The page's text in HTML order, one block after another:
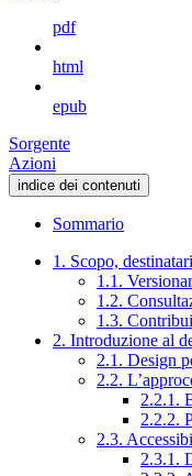
pdf
html
epub
Sorgente
Azioni
indice dei contenuti
Sommario
1. Scopo,
1.1.
1.2.
1.3.
2. Introduzione al
2.1. Design
2.2.
2.2.1.
2.2.2.
2.3.
2.3.1.